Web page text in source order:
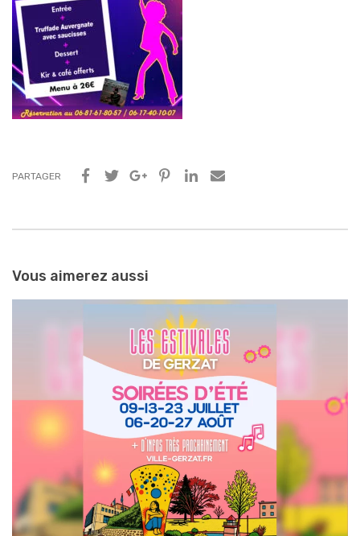
PARTAGER
Navigation
entre
les
articles
Vous aimerez aussi